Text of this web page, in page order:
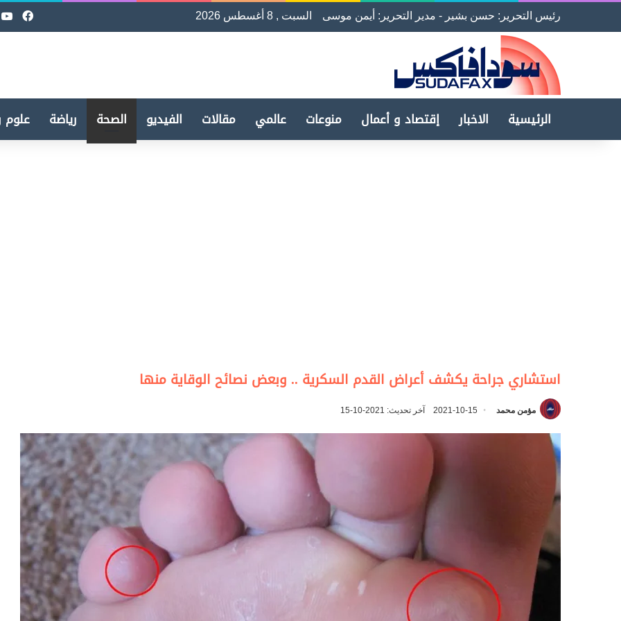
رئيس التحرير: حسن بشير - مدير التحرير: أيمن موسى السبت , 8 أغسطس 2026
الرئيسية الاخبار إقتصاد و أعمال منوعات عالمي مقالات الفيديو الصحة رياضة علوم
استشاري جراحة يكشف أعراض القدم السكرية .. وبعض نصائح الوقاية منها
مؤمن محمد 2021-10-15 آخر تحديث: 2021-10-15